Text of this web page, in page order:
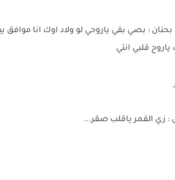
: بصي بقي ياروحي لو ولاد اوك انا موافق
قلبي انتي
زي القمر ياقلب صقر...